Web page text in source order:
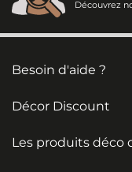
Découvrez
Besoin d'aide ?
Décor Discount
Les produits déco